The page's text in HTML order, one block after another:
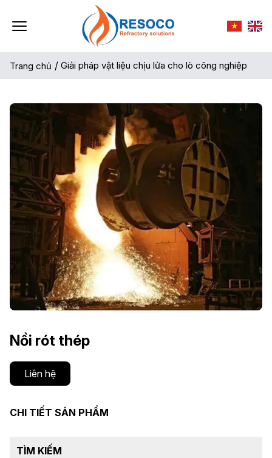
Trang chủ / Giải pháp vật liệu chịu lửa cho lò công nghiệp
Nồi rót thép
Liên hệ
CHI TIẾT SẢN PHẨM
TÌM KIẾM